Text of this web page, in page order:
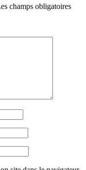
champs obligatoires